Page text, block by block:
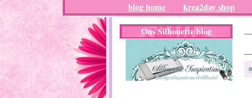
blog home
krea2day shop
Ons Silhouette blog